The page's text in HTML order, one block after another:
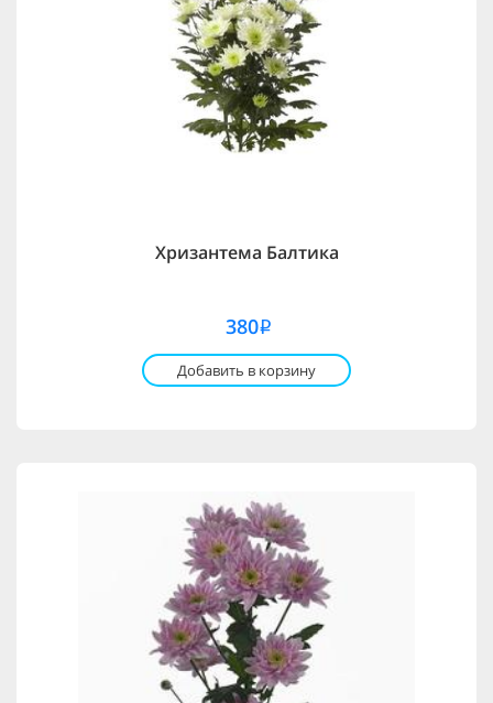
Хризантема Балтика
380i
Добавить в корзину